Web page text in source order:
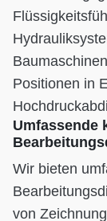
Positionen in
Umfassende
Wir bieten
von